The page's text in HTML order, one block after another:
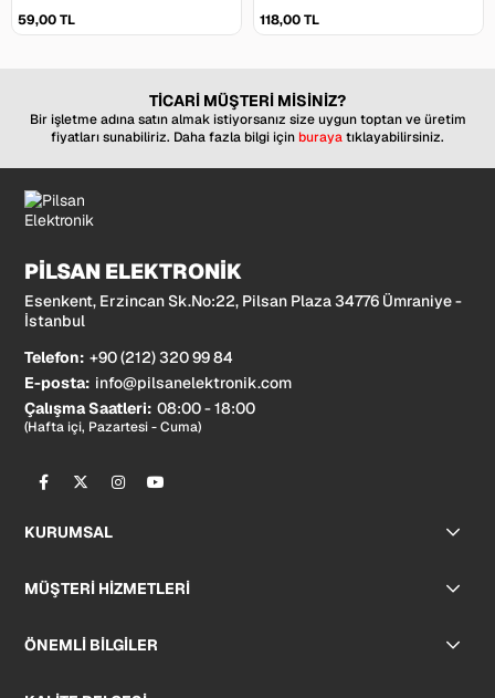
59,00 TL
118,00 TL
TİCARİ MÜŞTERİ MİSİNİZ?
Bir işletme adına satın almak istiyorsanız size uygun toptan ve üretim
fiyatları sunabiliriz. Daha fazla bilgi için burayatıklayabilirsiniz.
PİLSAN ELEKTRONİK
Esenkent, Erzincan Sk.No:22, Pilsan Plaza 34776 Ümraniye -
İstanbul
Telefon: +90 (212) 320 99 84
E-posta: info@pilsanelektronik.com
Çalışma Saatleri: 08:00 - 18:00
(Hafta içi, Pazartesi - Cuma)
KURUMSAL
MÜŞTERİ HİZMETLERİ
ÖNEMLİ BİLGİLER